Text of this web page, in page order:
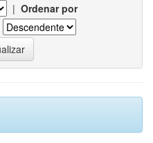
| Ordenar por